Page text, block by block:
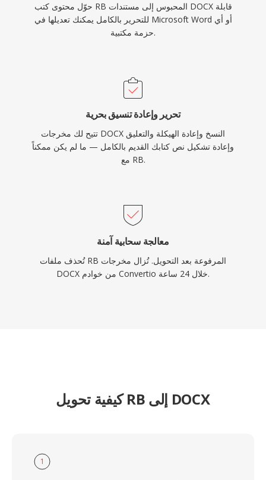
حوّل محتوى كتب RB المحبوس إلى مستندات DOCX قابلة
للتحرير بالكامل يمكنك تعديلها في Microsoft Word أو أي
حزمة مكتبية.
تحرير وإعادة تنسيق بحرية
تتيح لك مخرجات DOCX النسخ وإعادة الهيكلة والتعليق
وإعادة تشكيل نص كتابك القديم بالكامل — ما لم يكن ممكناً
مع RB.
معالجة سحابية آمنة
تُحذف ملفات RB المرفوعة بعد التحويل. تُزال مخرجات
DOCX من خوادم Convertio خلال 24 ساعة.
كيفية تحويل RB إلى DOCX
1